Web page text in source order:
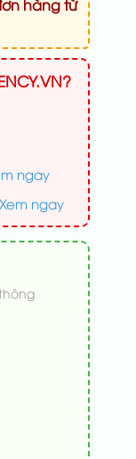
hàng từ
ngay
Xem ngay